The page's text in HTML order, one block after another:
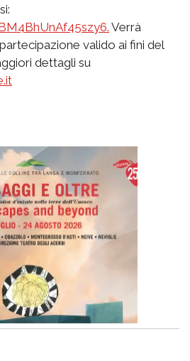
Verrà
valido ai fini del
dettagli su